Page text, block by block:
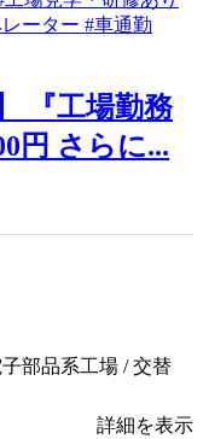
『工場勤務
円 さらに...
部品系工場 / 交替
詳細を表示